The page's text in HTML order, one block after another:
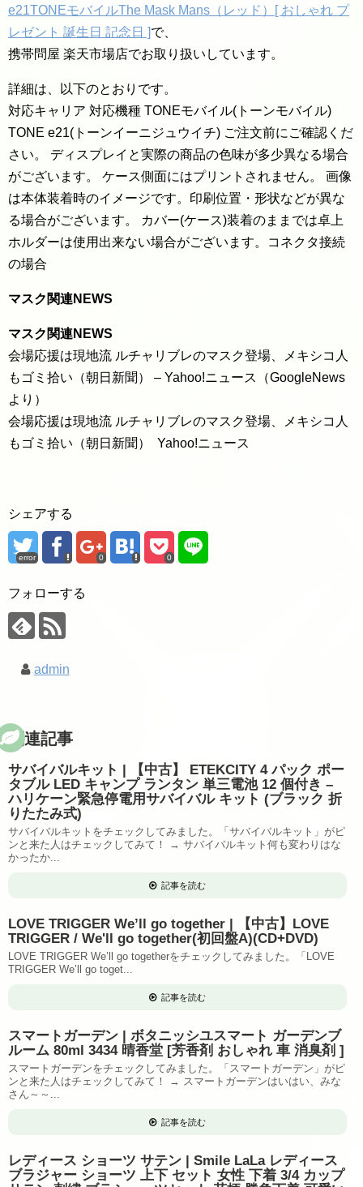
e21TONEモバイルThe Mask Mans（レッド）[ おしゃれ プ
レゼント 誕生日 記念日 ]で、
携帯問屋 楽天市場店でお取り扱いしています。
詳細は、以下のとおりです。
対応キャリア 対応機種 TONEモバイル(トーンモバイル)
TONE e21(トーンイーニジュウイチ) ご注文前にご確認くだ
さい。 ディスプレイと実際の商品の色味が多少異なる場合
がございます。 ケース側面にはプリントされません。 画像
は本体装着時のイメージです。印刷位置・形状などが異な
る場合がございます。 カバー(ケース)装着のままでは卓上
ホルダーは使用出来ない場合がございます。コネクタ接続
の場合
マスク関連NEWS
マスク関連NEWS
会場応援は現地流 ルチャリブレのマスク登場、メキシコ人
もゴミ拾い（朝日新聞） – Yahoo!ニュース（GoogleNews
より）
会場応援は現地流 ルチャリブレのマスク登場、メキシコ人
もゴミ拾い（朝日新聞） Yahoo!ニュース
シェアする
error 0 0
フォローする
admin
関連記事
サバイバルキット | 【中古】 ETEKCITY 4 パック ポー
タブル LED キャンプ ランタン 単三電池 12 個付き –
ハリケーン緊急停電用サバイバル キット (ブラック 折
りたたみ式)
サバイバルキットをチェックしてみました。「サバイバルキット」がピ
ンと来た人はチェックしてみて！ → サバイバルキット何も変わりはな
かったか...
記事を読む
LOVE TRIGGER We’ll go together | 【中古】LOVE
TRIGGER / We'll go together(初回盤A)(CD+DVD)
LOVE TRIGGER We’ll go togetherをチェックしてみました。「LOVE
TRIGGER We’ll go toget...
記事を読む
スマートガーデン | ボタニッシユスマート ガーデンブ
ルーム 80ml 3434 晴香堂 [芳香剤 おしゃれ 車 消臭剤 ]
スマートガーデンをチェックしてみました。「スマートガーデン」がピ
ンと来た人はチェックしてみて！ → スマートガーデンはいはい、みな
さん～～...
記事を読む
レディース ショーツ サテン | Smile LaLa レディース
ブラジャー ショーツ 上下 セット 女性 下着 3/4 カップ